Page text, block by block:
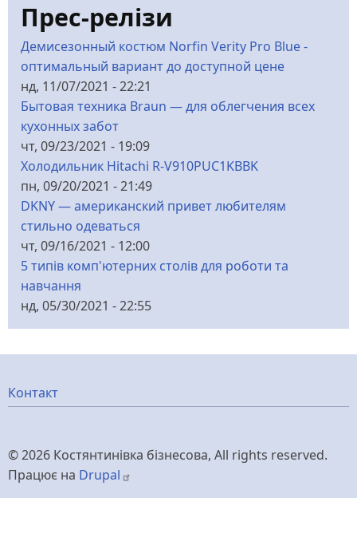
Прес-релізи
Демисезонный костюм Norfin Verity Pro Blue -
оптимальный вариант до доступной цене
нд, 11/07/2021 - 22:21
Бытовая техника Braun — для облегчения всех
кухонных забот
чт, 09/23/2021 - 19:09
Холодильник Hitachi R-V910PUC1KBBK
пн, 09/20/2021 - 21:49
DKNY — американский привет любителям
стильно одеваться
чт, 09/16/2021 - 12:00
5 типів комп'ютерних столів для роботи та
навчання
нд, 05/30/2021 - 22:55
Меню
колонтитулу
Контакт
© 2026 Костянтинівка бізнесова, All rights reserved.
Працює на Drupal